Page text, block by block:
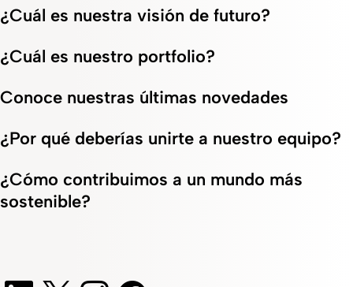
¿Cuál es nuestra visión de futuro?
¿Cuál es nuestro portfolio?
Conoce nuestras últimas novedades
¿Por qué deberías unirte a nuestro equipo?
¿Cómo contribuimos a un mundo más
sostenible?